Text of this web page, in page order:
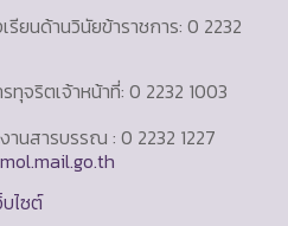
ยนด้านวินัยข้าราชการ: 0 2232
ทุจริตเจ้าหน้าที่: 0 2232 1003
นสารบรรณ : 0 2232 1227
ไซต์